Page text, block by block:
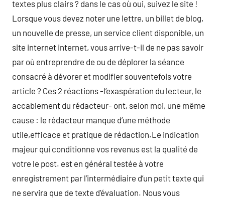
textes plus clairs ? dans le cas où oui, suivez le site !
Lorsque vous devez noter une lettre, un billet de blog,
un nouvelle de presse, un service client disponible, un
site internet internet, vous arrive-t-il de ne pas savoir
par où entreprendre de ou de déplorer la séance
consacré à dévorer et modifier souventefois votre
article ? Ces 2 réactions -l’exaspération du lecteur, le
accablement du rédacteur- ont, selon moi, une même
cause : le rédacteur manque d’une méthode
utile,efficace et pratique de rédaction.Le indication
majeur qui conditionne vos revenus est la qualité de
votre le post. est en général testée à votre
enregistrement par l’intermédiaire d’un petit texte qui
ne servira que de texte d’évaluation. Nous vous